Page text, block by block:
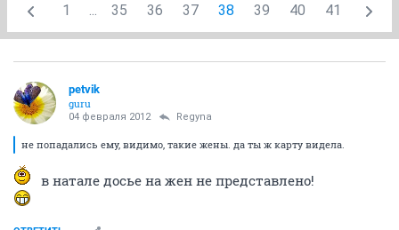
1 ... 35 36 37 38 39 40 41
petvik
guru
04 февраля 2012 Regyna
не попадались ему, видимо, такие жены. да ты ж карту видела.
в натале досье на жен не представлено!